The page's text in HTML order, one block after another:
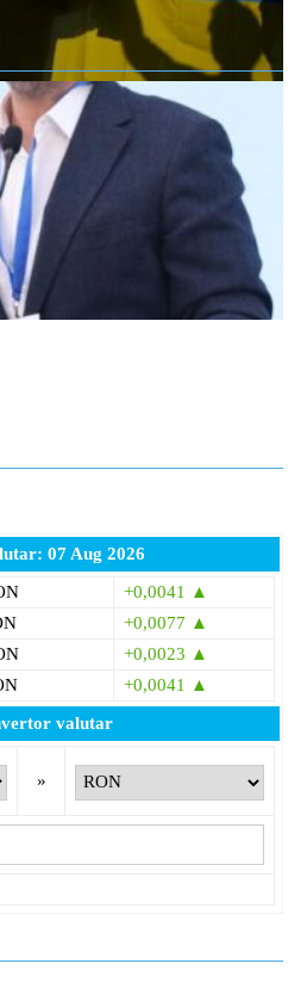
07 Aug 2026
+0,0041 ▲
+0,0077 ▲
+0,0023 ▲
+0,0041 ▲
valutar
»